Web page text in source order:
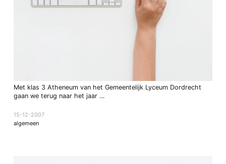
Met klas 3 Atheneum van het Gemeentelijk Lyceum Dordrecht
gaan we terug naar het jaar …
15-12-2007
algemeen